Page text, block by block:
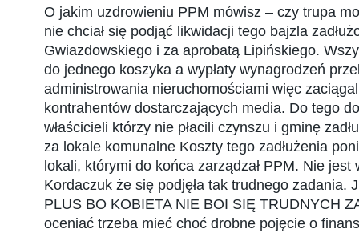
O jakim uzdrowieniu PPM mówisz – czy trupa
nie chciał się podjąć likwidacji tego bajzla
Gwiazdowskiego i za aprobatą Lipińskiego.
do jednego koszyka a wypłaty wynagrodzeń
administrowania nieruchomościami więc
kontrahentów dostarczających media. Do tego
właścicieli którzy nie płacili czynszu i gminę
za lokale komunalne Koszty tego zadłużenia
lokali, którymi do końca zarządzał PPM. Nie jest
Kordaczuk że się podjęła tak trudnego zadania.
PLUS BO KOBIETA NIE BOI SIĘ TRUDNYCH
oceniać trzeba mieć choć drobne pojęcie o